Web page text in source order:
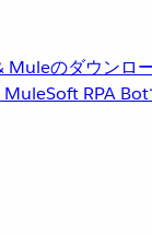
Muleのダウンロ
MuleSoft RPA Bot